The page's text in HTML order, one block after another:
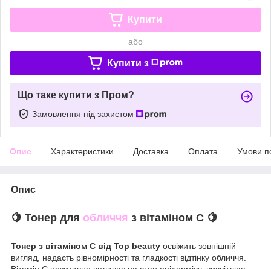
Купити
або
Купити з
Що таке купити з Пром?
Замовлення під захистом
Опис Характеристики Доставка Оплата Умови
Опис
🍋 Тонер для обличчя з вітаміном С 🍋
Тонер з вітаміном С від Top beauty освіжить зовнішній
вигляд, надасть рівномірності та гладкості відтінку обличчя.